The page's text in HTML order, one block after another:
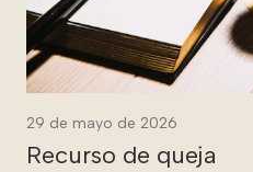
29 de mayo de 2026
Recurso de queja